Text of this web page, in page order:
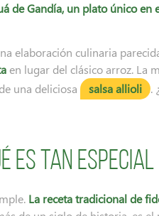
de Gandía, un plato único
elaboración culinaria
en lugar del clásico arroz. La
una deliciosa
salsa allioli
.
es tan
La receta tradicional de